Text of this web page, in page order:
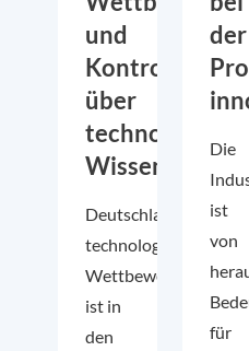
und
Kontrolle
über
technologisches
Wissen
Deutschlands
technologische
ist in
den
der
Die
ist
von
für